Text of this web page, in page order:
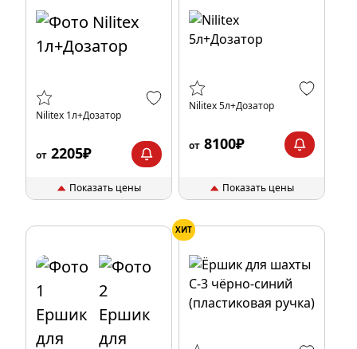
Nilitex 1л+Дозатор
от 2205₽
Показать цены
Nilitex 5л+Дозатор
от 8100₽
Показать цены
ХИТ